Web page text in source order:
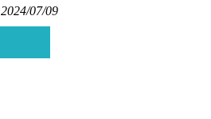
2024/07/09